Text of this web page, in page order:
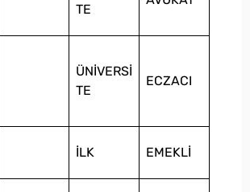
TE
ÜNİVERSİ
TE
ECZACI
İLK EMEKLİ